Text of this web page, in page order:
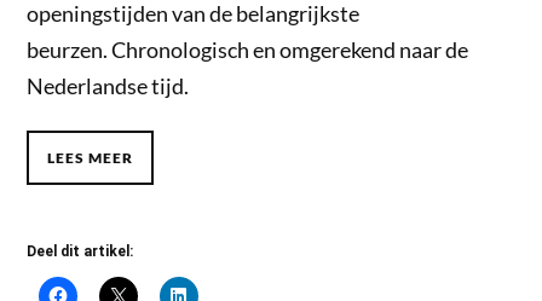
openingstijden van de belangrijkste
beurzen. Chronologisch en omgerekend naar de
Nederlandse tijd.
LEES MEER
Deel dit artikel: